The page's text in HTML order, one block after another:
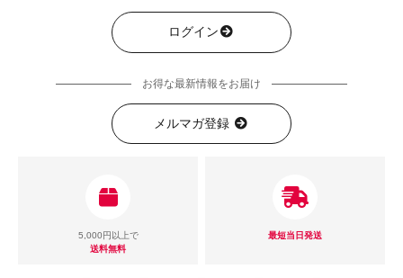
ログイン
お得な最新情報をお届け
メルマガ登録
5,000円以上で
送料無料
最短当日発送